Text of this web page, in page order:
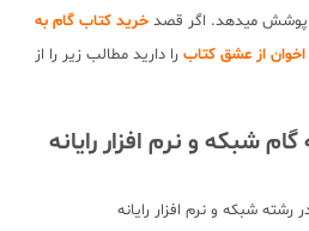
پوشش میدهد. اگر قصد خرید کتاب گام به
اخوان از عشق کتاب را دارید مطالب زیر را از
شبکه و نرم افزار رایانه